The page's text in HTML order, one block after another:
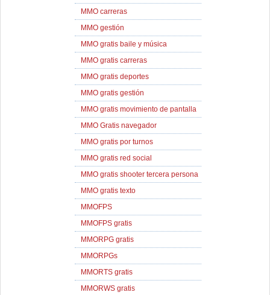
MMO carreras
MMO gestión
MMO gratis baile y música
MMO gratis carreras
MMO gratis deportes
MMO gratis gestión
MMO gratis movimiento de pantalla
MMO Gratis navegador
MMO gratis por turnos
MMO gratis red social
MMO gratis shooter tercera persona
MMO gratis texto
MMOFPS
MMOFPS gratis
MMORPG gratis
MMORPGs
MMORTS gratis
MMORWS gratis